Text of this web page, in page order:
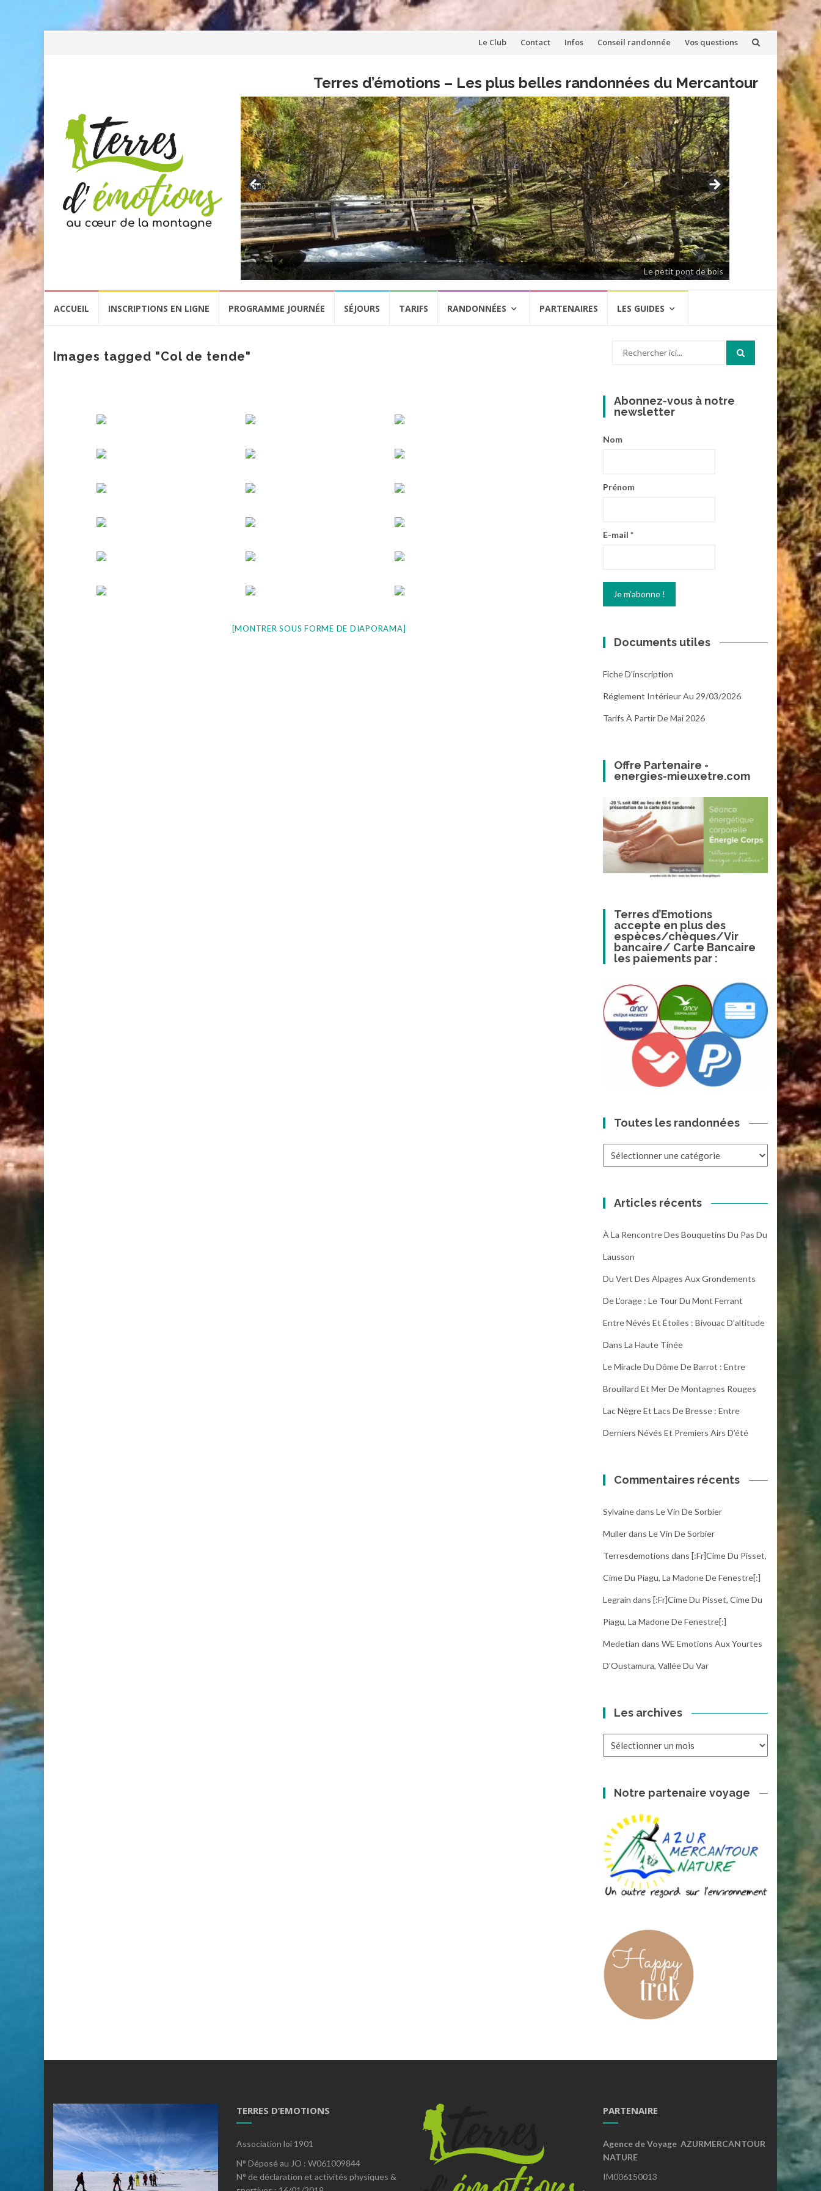
Aller
contenu
Le Club Contact Infos Conseil randonnée Vos questions
Terres d’émotions – Les plus belles randonnées du Mercantour
Le petit pont de bois
Previous
ACCUEIL INSCRIPTIONS EN LIGNE PROGRAMME JOURNÉE SÉJOURS TARIFS RANDONNÉES PARTENAIRES LES GUIDES
Images tagged "Col de tende"
[MONTRER SOUS FORME DE DIAPORAMA]
Abonnez-vous à notre
newsletter
Nom
Prénom
E-mail *
Documents utiles
Fiche D'inscription
Réglement Intérieur Au 29/03/2026
Tarifs À Partir De Mai 2026
Offre Partenaire -
energies-mieuxetre.com
Terres d’Emotions
accepte en plus des
espèces/chèques/Vir
bancaire/ Carte Bancaire
les paiements par :
Toutes les randonnées
Articles récents
À La Rencontre Des Bouquetins Du Pas Du
Lausson
Du Vert Des Alpages Aux Grondements
De L’orage : Le Tour Du Mont Ferrant
Entre Névés Et Étoiles : Bivouac D’altitude
Dans La Haute Tinée
Le Miracle Du Dôme De Barrot : Entre
Brouillard Et Mer De Montagnes Rouges
Lac Nègre Et Lacs De Bresse : Entre
Derniers Névés Et Premiers Airs D’été
Commentaires récents
Sylvainedans Le Vin De Sorbier
Mullerdans Le Vin De Sorbier
Terresdemotions dans [:fr]Cime Du Pisset,
Cime Du Piagu, La Madone De Fenestre[:]
Legrain dans [:fr]Cime Du Pisset, Cime Du
Piagu, La Madone De Fenestre[:]
Medetian dans WE Emotions Aux Yourtes
D’Oustamura, Vallée Du Var
Les archives
Notre partenaire voyage
TERRES D’EMOTIONS
Association loi 1901
N° Déposé au JO : W061009844
N° de déclaration et activités physiques &
PARTENAIRE
Agence de Voyage AZURMERCANTOUR
NATURE
IM006150013